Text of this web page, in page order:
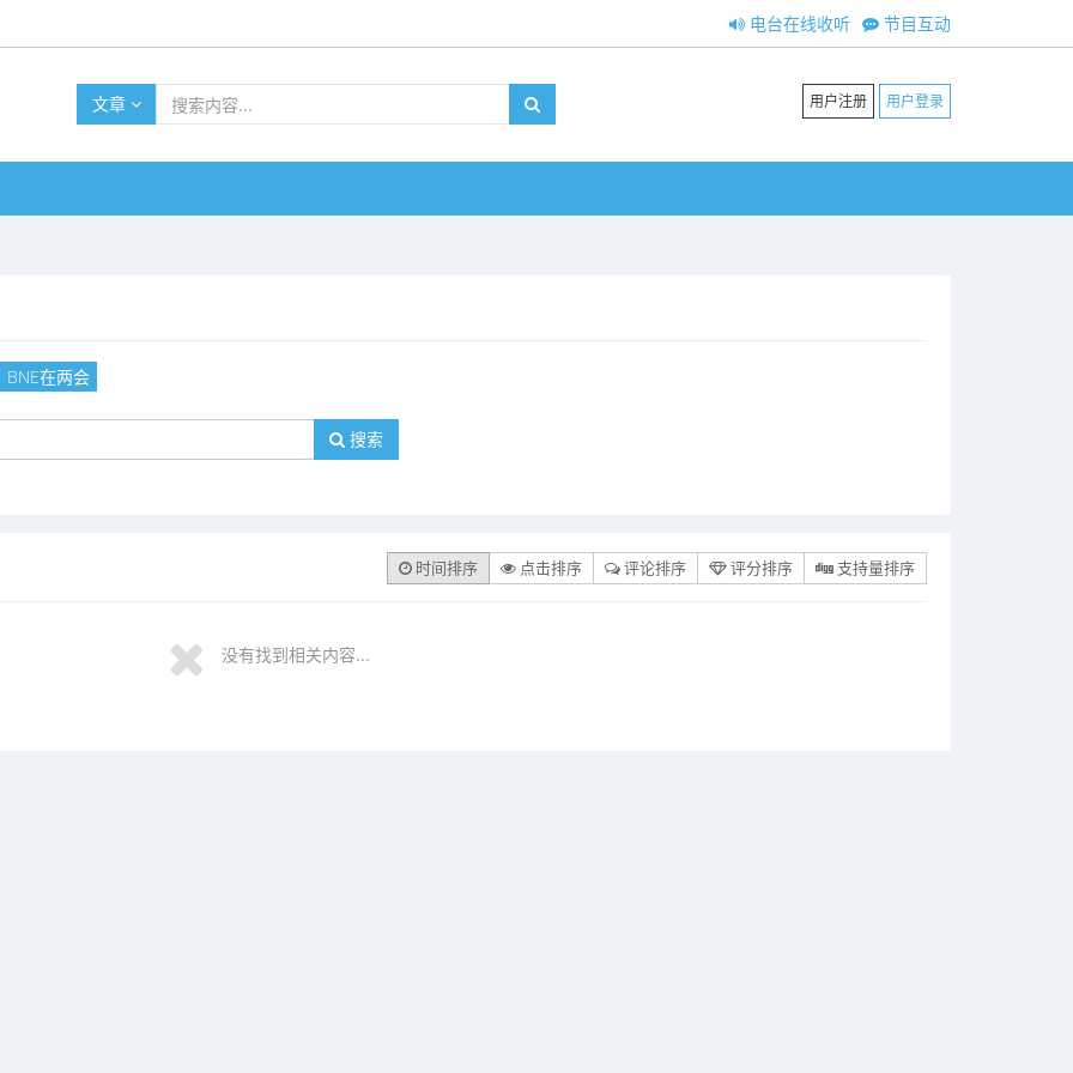
节目互动
电台在线收听
文章 用户注册 用户登录
BNE在两会
搜索
时间排序 点击排序 评论排序 评分排序 支持量排序
没有找到相关内容...